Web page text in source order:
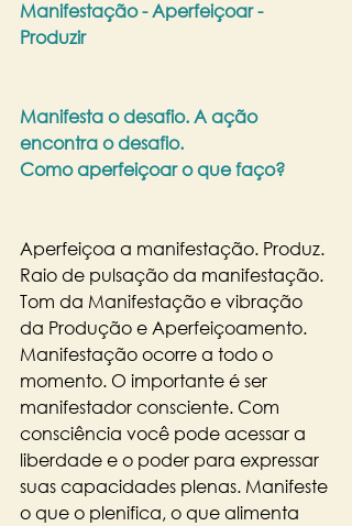
Manifestação - Aperfeiçoar -
Produzir
Manifesta o desafio. A ação
encontra o desafio.
Como aperfeiçoar o que faço?
Aperfeiçoa a manifestação. Produz.
Raio de pulsação da manifestação.
Tom da Manifestação e vibração
da Produção e Aperfeiçoamento.
Manifestação ocorre a todo o
momento. O importante é ser
manifestador consciente. Com
consciência você pode acessar a
liberdade e o poder para expressar
suas capacidades plenas. Manifeste
o que o plenifica, o que alimenta